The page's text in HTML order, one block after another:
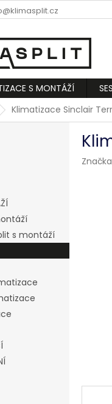
S MONTÁŽÍ
Klimatizace Sinclair
s montáží